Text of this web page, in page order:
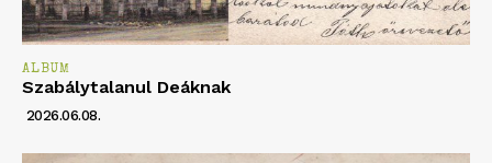
ALBUM
Szabálytalanul Deáknak
2026.06.08.